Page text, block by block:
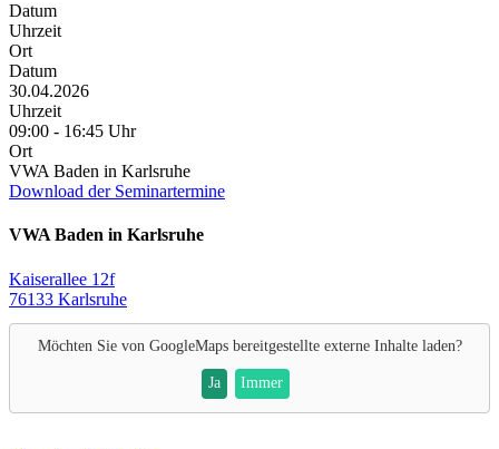
Datum
Uhrzeit
Ort
Datum
30.04.2026
Uhrzeit
09:00 - 16:45 Uhr
Ort
VWA Baden in Karlsruhe
Download der Seminartermine
VWA Baden in Karlsruhe
Kaiserallee 12f
76133 Karlsruhe
Möchten Sie von GoogleMapsbereitgestellte externe Inhalte laden?
Ja Immer